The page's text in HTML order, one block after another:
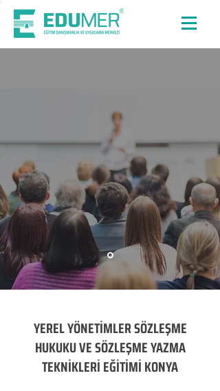
YEREL YÖNETİMLER SÖZLEŞME
HUKUKU VE SÖZLEŞME YAZMA
TEKNİKLERİ EĞİTİMİ KONYA